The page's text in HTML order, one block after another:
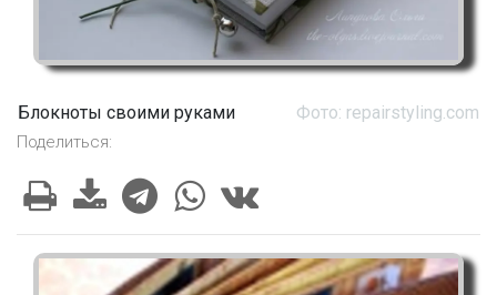
Блокноты своими руками Фото: repairstyling.com
Поделиться: